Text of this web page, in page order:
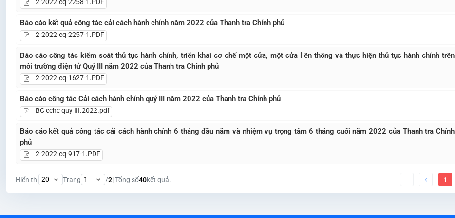
2-2022-cq-2258-1.PDF
Báo cáo kết quả công tác cải cách hành chính năm 2022 của Thanh tra Chính phủ
2-2022-cq-2257-1.PDF
Báo cáo công tác kiểm soát thủ tục hành chính, triển khai cơ chế một cửa, một cửa liên thông và thực hiện thủ tục hành chính trên
môi trường điện tử Quý III năm 2022 của Thanh tra Chính phủ
2-2022-cq-1627-1.PDF
Báo cáo công tác Cải cách hành chính quý III năm 2022 của Thanh tra Chính phủ
BC cchc quy III.2022.pdf
Báo cáo kết quả công tác cải cách hành chính 6 tháng đầu năm và nhiệm vụ trọng tâm 6 tháng cuối năm 2022 của Thanh tra Chính
phủ
2-2022-cq-917-1.PDF
Hiển thị Trang /2| Tổng số40kết quả. 1